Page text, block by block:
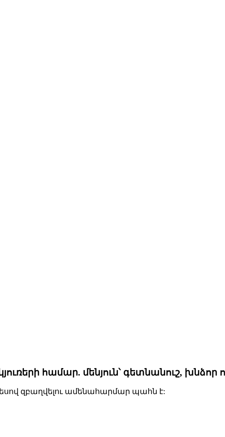
համար. մենյուն՝ գետնանուշ, խնձոր
զբաղվելու ամենահարմար պահն է: